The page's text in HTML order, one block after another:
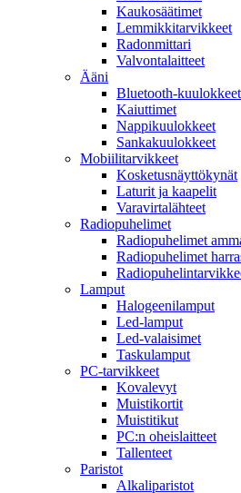
Kaukosäätimet
Lemmikkitarvikkeet
Radonmittari
Valvontalaitteet
Ääni
Bluetooth-kuulokkeet
Kaiuttimet
Nappikuulokkeet
Sankakuulokkeet
Mobiilitarvikkeet
Kosketusnäyttökynät
Laturit ja kaapelit
Varavirtalähteet
Radiopuhelimet
Radiopuhelimet
Radiopuhelimet
Lamput
Halogeenilamput
Led-lamput
Led-valaisimet
Taskulamput
PC-tarvikkeet
Kovalevyt
Muistikortit
Muistitikut
PC:n oheislaitteet
Tallenteet
Paristot
Alkaliparistot